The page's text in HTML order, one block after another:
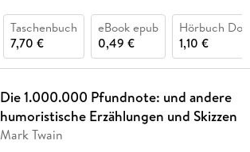
Taschenbuch
7,70 €
eBook epub
0,49 €
Hörbuch
1,10 €
Die 1.000.000 Pfundnote: und andere
humoristische Erzählungen und Skizzen
Mark Twain